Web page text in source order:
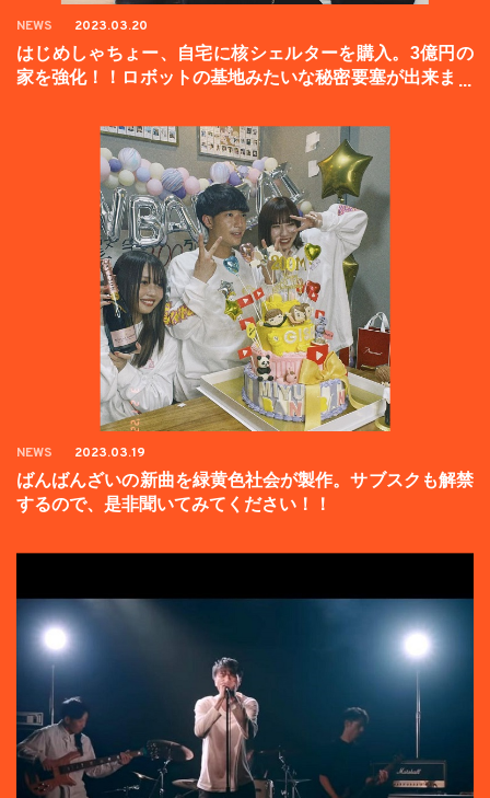
NEWS 2023.03.20
はじめしゃちょー、自宅に核シェルターを購入。3億円の
家を強化！！ロボットの基地みたいな秘密要塞が出来まし
NEWS 2023.03.19
ばんばんざいの新曲を緑黄色社会が製作。サブスクも解禁
するので、是非聞いてみてください！！